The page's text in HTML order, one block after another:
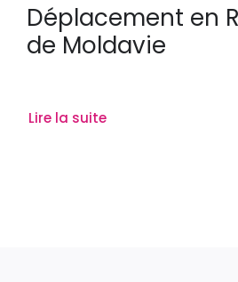
Déplacement en
de Moldavie
Lire la suite